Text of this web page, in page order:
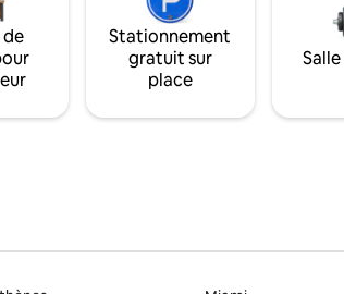
de
Stationnement
gratuit sur
place